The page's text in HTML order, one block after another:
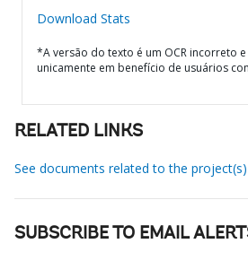
Download Stats
*A versão do texto é um OCR incorreto
unicamente em benefício de usuários
RELATED LINKS
See documents related to the project(s)
SUBSCRIBE TO EMAIL